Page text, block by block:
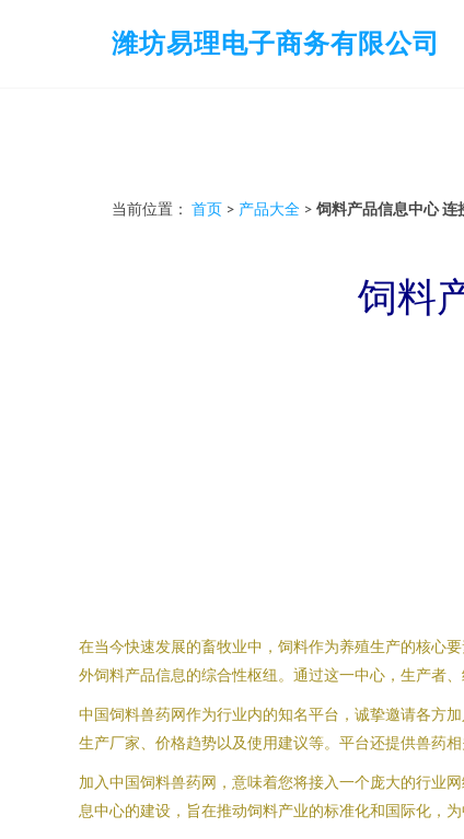
潍坊易理电子商务有限公司
当前位置： 首页 > 产品大全 > 饲料产品信息中心
饲料
在当今快速发展的畜牧业中，饲料作为养殖生产的核心
外饲料产品信息的综合性枢纽。通过这一中心，生产者
中国饲料兽药网作为行业内的知名平台，诚挚邀请各方
生产厂家、价格趋势以及使用建议等。平台还提供兽药
加入中国饲料兽药网，意味着您将接入一个庞大的行业
息中心的建设，旨在推动饲料产业的标准化和国际化，